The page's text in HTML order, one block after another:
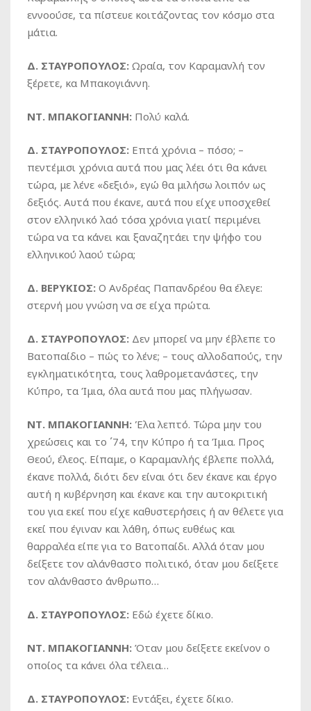
εννοούσε, τα πίστευε κοιτάζοντας τον κόσμο στα
μάτια.
Δ. ΣΤΑΥΡΟΠΟΥΛΟΣ: Ωραία, τον Καραμανλή τον
ξέρετε, κα Μπακογιάννη.
ΝΤ. ΜΠΑΚΟΓΙΑΝΝΗ: Πολύ καλά.
Δ. ΣΤΑΥΡΟΠΟΥΛΟΣ: Επτά χρόνια – πόσο; –
πεντέμισι χρόνια αυτά που μας λέει ότι θα κάνει
τώρα, με λένε «δεξιό», εγώ θα μιλήσω λοιπόν ως
δεξιός. Αυτά που έκανε, αυτά που είχε υποσχεθεί
στον ελληνικό λαό τόσα χρόνια γιατί περιμένει
τώρα να τα κάνει και ξαναζητάει την ψήφο του
ελληνικού λαού τώρα;
Δ. ΒΕΡΥΚΙΟΣ: Ο Ανδρέας Παπανδρέου θα έλεγε:
στερνή μου γνώση να σε είχα πρώτα.
Δ. ΣΤΑΥΡΟΠΟΥΛΟΣ: Δεν μπορεί να μην έβλεπε το
Βατοπαίδιο – πώς το λένε; – τους αλλοδαπούς, την
εγκληματικότητα, τους λαθρομετανάστες, την
Κύπρο, τα Ίμια, όλα αυτά που μας πλήγωσαν.
ΝΤ. ΜΠΑΚΟΓΙΑΝΝΗ: Έλα λεπτό. Τώρα μην του
χρεώσεις και το ΄74, την Κύπρο ή τα Ίμια. Προς
Θεού, έλεος. Είπαμε, ο Καραμανλής έβλεπε πολλά,
έκανε πολλά, διότι δεν είναι ότι δεν έκανε και έργο
αυτή η κυβέρνηση και έκανε και την αυτοκριτική
του για εκεί που είχε καθυστερήσεις ή αν θέλετε για
εκεί που έγιναν και λάθη, όπως ευθέως και
θαρραλέα είπε για το Βατοπαίδι. Αλλά όταν μου
δείξετε τον αλάνθαστο πολιτικό, όταν μου δείξετε
τον αλάνθαστο άνθρωπο…
Δ. ΣΤΑΥΡΟΠΟΥΛΟΣ: Εδώ έχετε δίκιο.
ΝΤ. ΜΠΑΚΟΓΙΑΝΝΗ: Όταν μου δείξετε εκείνον ο
οποίος τα κάνει όλα τέλεια…
Δ. ΣΤΑΥΡΟΠΟΥΛΟΣ: Εντάξει, έχετε δίκιο.